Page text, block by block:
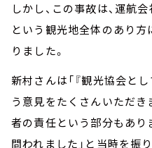
しかし、この事故は、運航
という観光地全体のあり
りました。
新村さんは「『観光協会と
う意見をたくさんいただ
者の責任という部分もあり
問われました」と当時を振